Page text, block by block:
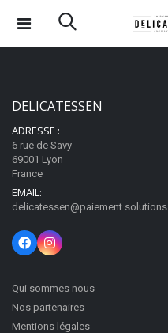
DELICATESSEN
ADRESSE :
6 rue de Savy
69001 Lyon
France
EMAIL:
delicatessen@paiement.solutions
Qui sommes nous
Nos partenaires
Mentions légales